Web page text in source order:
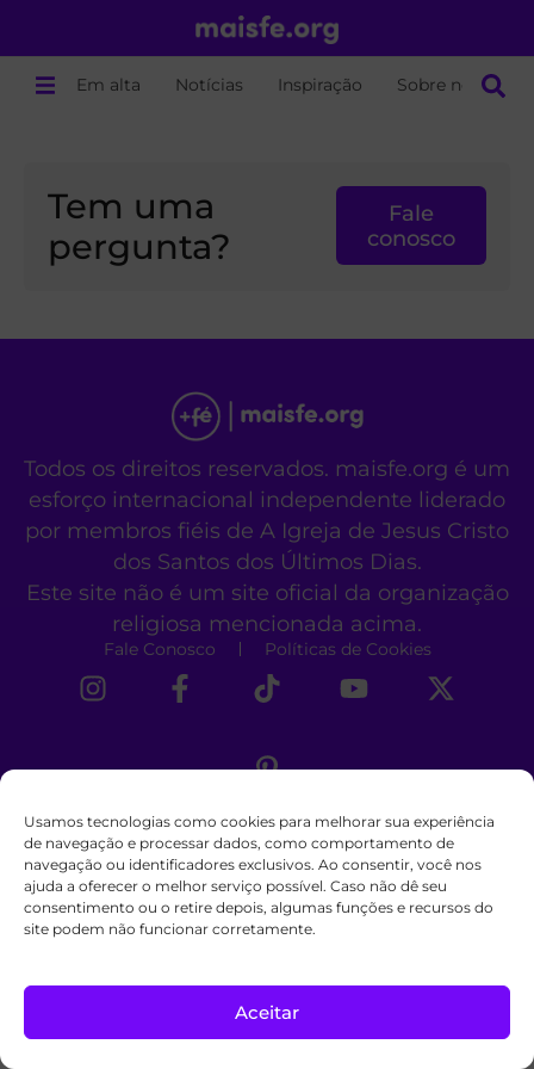
Usamos tecnologias como cookies para melhorar sua experiência
de navegação e processar dados, como comportamento de
navegação ou identificadores exclusivos. Ao consentir, você nos
ajuda a oferecer o melhor serviço possível. Caso não dê seu
consentimento ou o retire depois, algumas funções e recursos do
site podem não funcionar corretamente.
Aceitar
Em alta Notícias Inspiração Sobre nós
Tem uma
pergunta?
Fale
conosco
Todos os direitos reservados. maisfe.org é um
esforço internacional independente liderado
por membros fiéis de A Igreja de Jesus Cristo
dos Santos dos Últimos Dias.
Este site não é um site oficial da organização
religiosa mencionada acima.
Fale Conosco Políticas de Cookies